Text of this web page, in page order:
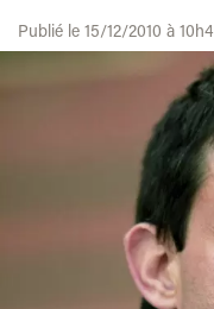
Publié le 15/12/2010 à